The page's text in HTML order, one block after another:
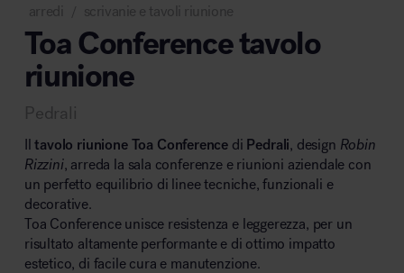
Area lounge e attesa
Area outdoor
arredi scrivanie e tavoli riunione
Toa Conference tavolo
riunione
Pedrali
Iltavolo riunione Toa Conference di Pedrali, design Robin
Rizzini, arreda la sala conferenze e riunioni aziendale con
un perfetto equilibrio di linee tecniche, funzionali e
decorative.
Toa Conference unisce resistenza e leggerezza, per un
risultato altamente performante e di ottimo impatto
estetico, di facile cura e manutenzione.